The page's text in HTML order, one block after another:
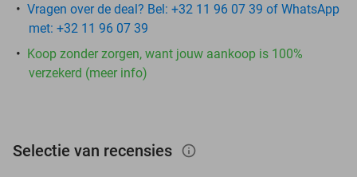
Vragen over de deal? Bel: +32 11 96 07 39 of WhatsApp
met: +32 11 96 07 39
Koop zonder zorgen, want jouw aankoop is 100%
verzekerd (meer info)
Selectie van recensies info_outlined